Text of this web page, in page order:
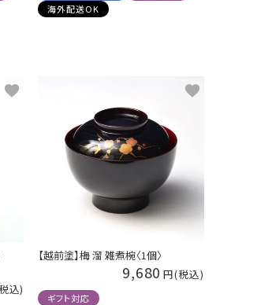
海外配送OK
【越前塗】梅 溜 雑煮椀〈1個〉
9,680
ギフト対応